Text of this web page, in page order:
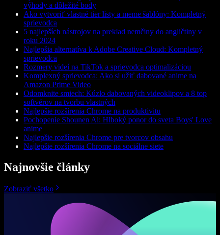
výhody a dôležité body
Ako vytvoriť vlastné tier listy a meme šablóny: Kompletný
sprievodca
5 najlepších nástrojov na preklad nemčiny do angličtiny v
roku 2024
Najlepšia alternatíva k Adobe Creative Cloud: Kompletný
sprievodca
Rozmery videí na TikTok a sprievodca optimalizáciou
Komplexný sprievodca: Ako si užiť dabované anime na
Amazon Prime Video
Odomknite smiech: Kúzlo dabovaných videoklipov a 8 top
softvérov na tvorbu vlastných
Najlepšie rozšírenia Chrome na produktivitu
Pochopenie Shounen Ai: Hlboký ponor do sveta Boys' Love
anime
Najlepšie rozšírenia Chrome pre tvorcov obsahu
Najlepšie rozšírenia Chrome na sociálne siete
Najnovšie články
Zobraziť všetko